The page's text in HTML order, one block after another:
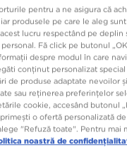
pentru a ne asigura că
produsele pe care le aleg
lucru respectând pe
Fă click pe butonul
despre modul în care
conținut personalizat
de produse adaptate nevoilor
sau reținerea preferințelor
cookie, accesând butonul
o ofertă personalizată
"Refuză toate". Pentru mai
noastră de